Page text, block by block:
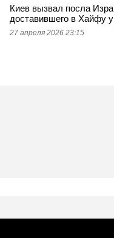
Киев вызвал посла
доставившего в Хайфу
27 апреля 2026 23:15